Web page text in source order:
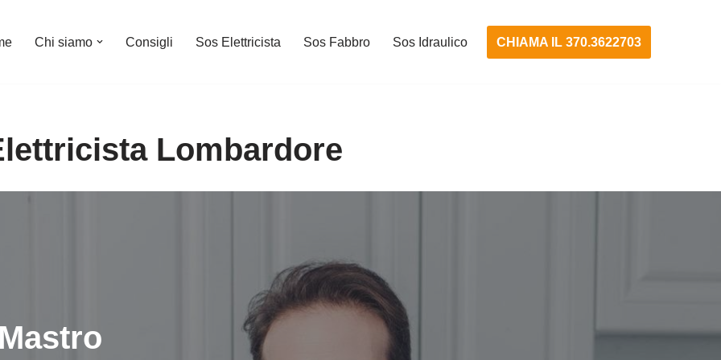
Chi siamo Consigli Sos Elettricista Sos Fabbro Sos Idraulico CHIAMA IL 370.3622703
Lombardore